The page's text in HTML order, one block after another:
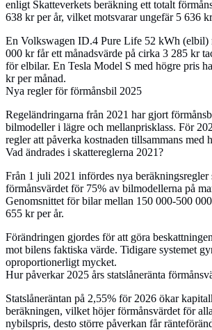
enligt Skatteverkets beräkning ett totalt
638 kr per år, vilket motsvarar ungefär 5 636
En Volkswagen ID.4 Pure Life 52 kWh (elbil)
000 kr får ett månadsvärde på cirka 3 285 kr
för elbilar. En Tesla Model S med högre pris
kr per månad.
Nya regler för förmånsbil 2025
Regeländringarna från 2021 har gjort
bilmodeller i lägre och mellanprisklass. För
regler att påverka kostnaden tillsammans med
Vad ändrades i skattereglerna 2021?
Från 1 juli 2021 infördes nya beräkningsregler
förmånsvärdet för 75% av bilmodellerna på
Genomsnittet för bilar mellan 150 000-500
655 kr per år.
Förändringen gjordes för att göra
mot bilens faktiska värde. Tidigare systemet
oproportionerligt mycket.
Hur påverkar 2025 års statslåneränta
Statslåneräntan på 2,55% för 2026 ökar
beräkningen, vilket höjer förmånsvärdet för
nybilspris, desto större påverkan får